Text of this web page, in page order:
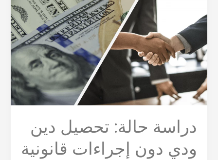
دراسة حالة: تحصيل دين
ودي دون إجراءات قانونية
تحصيل
دين
ودي
دون
إجراءات